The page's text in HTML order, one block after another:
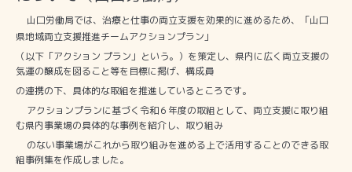
山口労働局では、治療と仕事の両立支援を効果的に進めるため、「山口
県地域両立支援推進チームアクションプラン」
（以下「アクション プラン」という。）を策定し、県内に広く両立支援の
気運の醸成を図ること等を目標に掲げ、構成員
の連携の下、具体的な取組を推進しているところです。
アクションプランに基づく令和６年度の取組として、両立支援に取り組
む県内事業場の具体的な事例を紹介し、取り組み
のない事業場がこれから取り組みを進める上で活用することのできる取
組事例集を作成しました。